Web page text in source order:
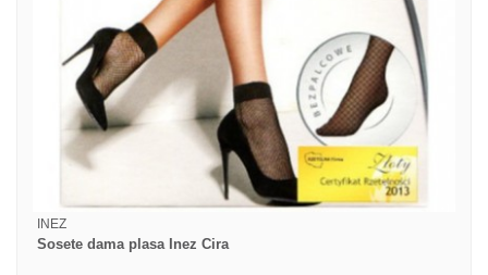
INEZ
Sosete dama plasa Inez Cira